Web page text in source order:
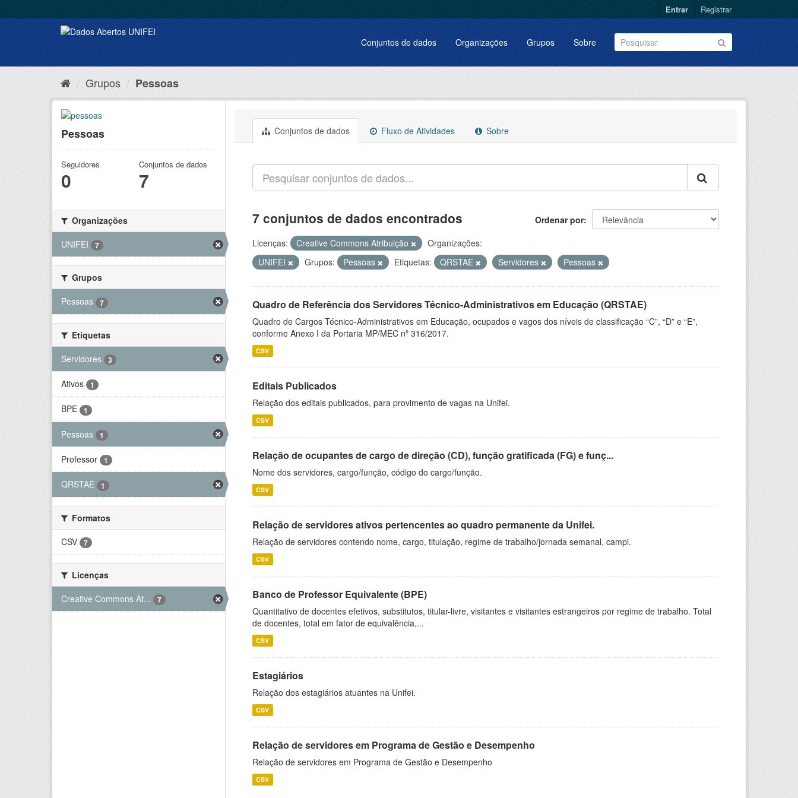
Entrar Registrar
Conjuntos de dados Organizações Grupos Sobre
Grupos Pessoas
Pessoas
Seguidores
0
Conjuntos de dados
7
Organizações
UNIFEI
7
Grupos
Pessoas
7
Etiquetas
Servidores
3
Ativos 1
BPE 1
Pessoas 1
Professor 1
QRSTAE 1
Formatos
CSV
7
Licenças
Creative Commons At...
7
Conjuntos de dados Fluxo de Atividades Sobre
Ordenar por
7 conjuntos de dados encontrados
Licenças: Creative Commons Atribuição
Organizações:
UNIFEI
Grupos: Pessoas Etiquetas: QRSTAE Servidores Pessoas
Quadro de Referência dos Servidores Técnico-Administrativos em Educação (QRSTAE)
Quadro de Cargos Técnico-Administrativos em Educação, ocupados e vagos dos níveis de classificação “C”, “D” e “E”,
conforme Anexo I da Portaria MP/MEC nº 316/2017.
CSV
Editais Publicados
Relação dos editais publicados, para provimento de vagas na Unifei.
CSV
Relação de ocupantes de cargo de direção (CD), função gratificada (FG) e funç...
Nome dos servidores, cargo/função, código do cargo/função.
CSV
Relação de servidores ativos pertencentes ao quadro permanente da Unifei.
Relação de servidores contendo nome, cargo, titulação, regime de trabalho/jornada semanal, campi.
CSV
Banco de Professor Equivalente (BPE)
Quantitativo de docentes efetivos, substitutos, titular-livre, visitantes e visitantes estrangeiros por regime de trabalho. Total
de docentes, total em fator de equivalência,...
CSV
Estagiários
Relação dos estagiários atuantes na Unifei.
CSV
Relação de servidores em Programa de Gestão e Desempenho
Relação de servidores em Programa de Gestão e Desempenho
CSV